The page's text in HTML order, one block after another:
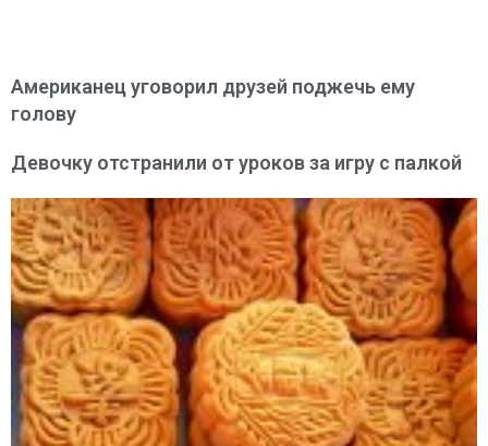
Американец уговорил друзей поджечь ему
голову
Девочку отстранили от уроков за игру с палкой